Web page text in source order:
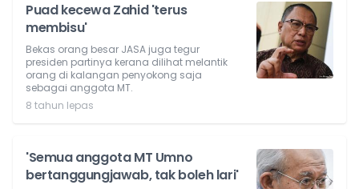
Puad kecewa Zahid 'terus
membisu'
Bekas orang besar JASA juga tegur
presiden partinya kerana dilihat melantik
orang di kalangan penyokong saja
sebagai anggota MT.
8 tahun lepas
'Semua anggota MT Umno
bertanggungjawab, tak boleh lari'